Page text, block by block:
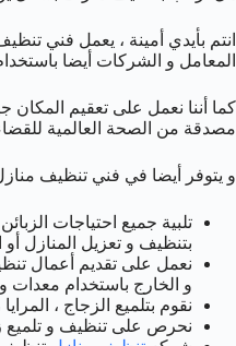
انتم بأيدي أمينة ، يعمل فني
المعامل و الشركات أيضا
كما أننا نعمل على تعقيم
مصدقة من الصحة العالمية
و يتوفر أيضا في فني تنظيف
تلبية جميع احتياجات
بتنظيف و تعزيل المنازل
نعمل على تقديم أعمال
و الخارج باستخدام
نقوم بتلميع الزجاج ،
نحرص على تنظيف و تلميع